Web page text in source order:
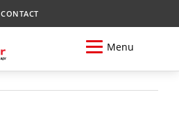
CONTACT
Menu